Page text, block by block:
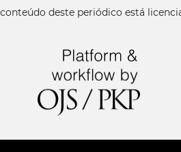
deste periódico está